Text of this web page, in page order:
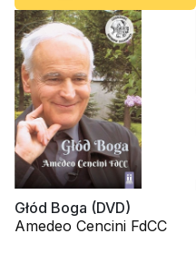
Głód Boga (DVD)
Amedeo Cencini FdCC